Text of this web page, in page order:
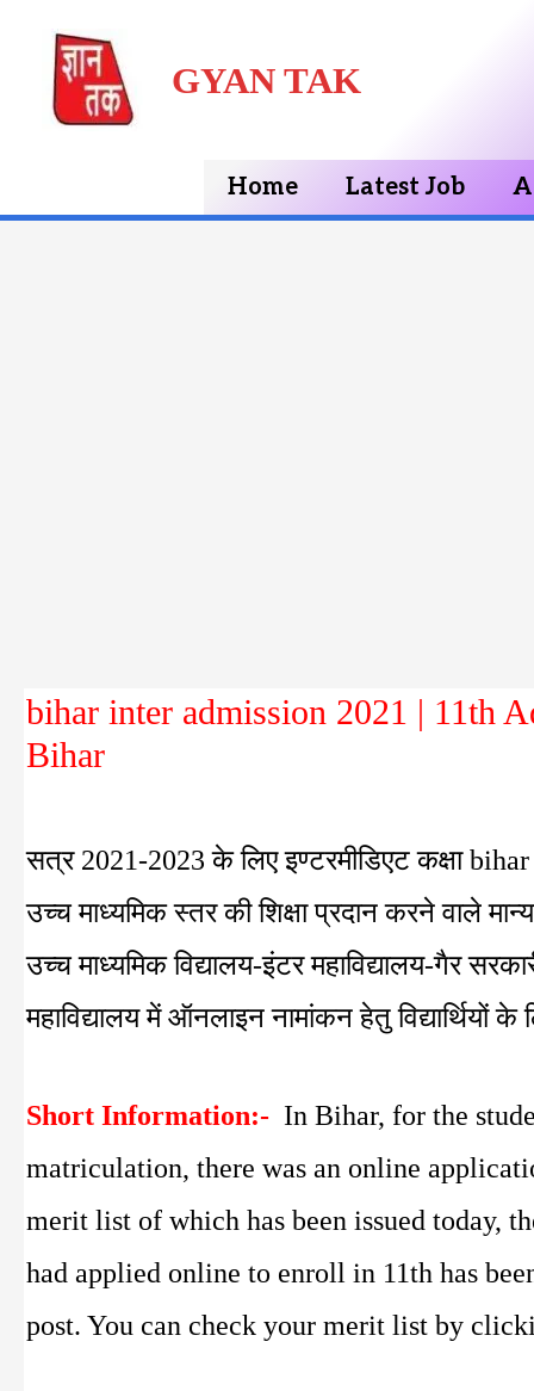
Skip
content
GYAN TAK
Home Latest Job
bihar inter admission 2021 | 11th
Bihar
सत्र 2021-2023 के लिए इण्टरमीडिएट कक्षा
उच्च माध्यमिक स्तर की शिक्षा प्रदान करने वाले
उच्च माध्यमिक विद्यालय-इंटर महाविद्यालय-गैर
महाविद्यालय में ऑनलाइन नामांकन हेतु
Short Information:- In Bihar, for the
matriculation, there was an online
merit list of which has been issued today,
had applied online to enroll in 11th has
post. You can check your merit list by